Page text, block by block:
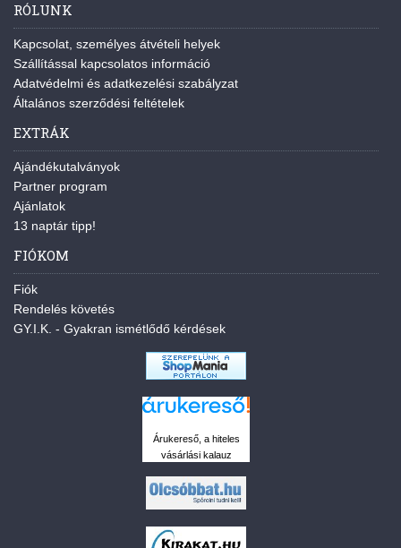
RÓLUNK
Kapcsolat, személyes átvételi helyek
Szállítással kapcsolatos információ
Adatvédelmi és adatkezelési szabályzat
Általános szerződési feltételek
EXTRÁK
Ajándékutalványok
Partner program
Ajánlatok
13 naptár tipp!
FIÓKOM
Fiók
Rendelés követés
GY.I.K. - Gyakran ismétlődő kérdések
Árukereső, a hiteles
vásárlási kalauz